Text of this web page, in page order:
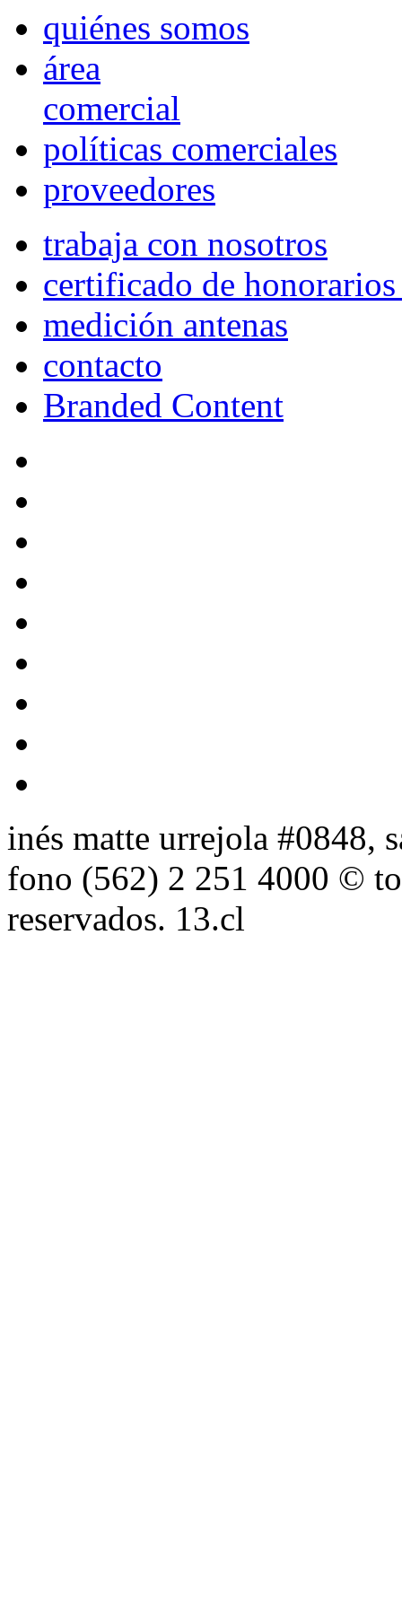
quiénes somos
área
comercial
políticas comerciales
proveedores
trabaja con nosotros
certificado de
medición antenas
contacto
Branded Content
inés matte urrejola #0848,
fono (562) 2 251 4000 ©
reservados. 13.cl